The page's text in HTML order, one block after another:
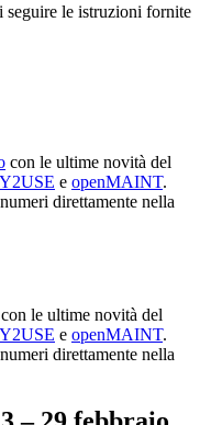
seguire le istruzioni fornite
con le ultime novità del
e openMAINT.
direttamente nella
con le ultime novità del
e openMAINT.
direttamente nella